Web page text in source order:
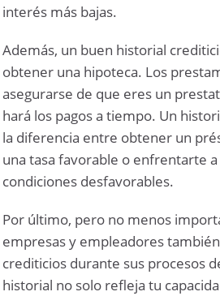
interés más bajas.
Además, un buen historial
obtener una hipoteca. Los
asegurarse de que eres un
hará los pagos a tiempo. Un
la diferencia entre obtener un
una tasa favorable o enfrentarte
condiciones desfavorables.
Por último, pero no menos
empresas y empleadores
crediticios durante sus procesos
historial no solo refleja tu